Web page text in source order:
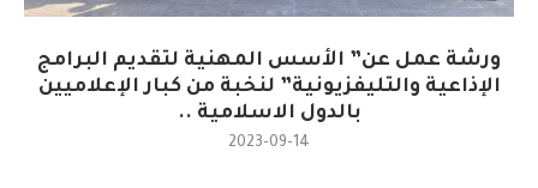
ورشة عمل عن” الأسس المهنية لتقديم البرامج
الإذاعية والتليفزيونية” لنخبة من كبار الإعلاميين
بالدول الاسلامية ..
2023-09-14